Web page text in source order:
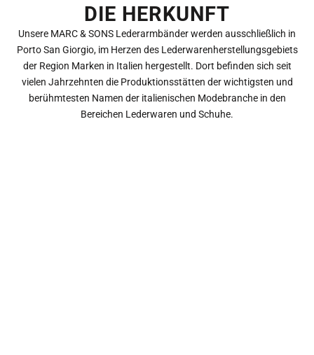
DIE HERKUNFT
Unsere MARC & SONS Lederarmbänder werden ausschließlich in
Porto San Giorgio, im Herzen des Lederwarenherstellungsgebiets
der Region Marken in Italien hergestellt. Dort befinden sich seit
vielen Jahrzehnten die Produktionsstätten der wichtigsten und
berühmtesten Namen der italienischen Modebranche in den
Bereichen Lederwaren und Schuhe.